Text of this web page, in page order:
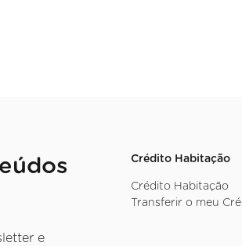
e
Crédito Habitação
Crédito Habitação
Transferir o meu